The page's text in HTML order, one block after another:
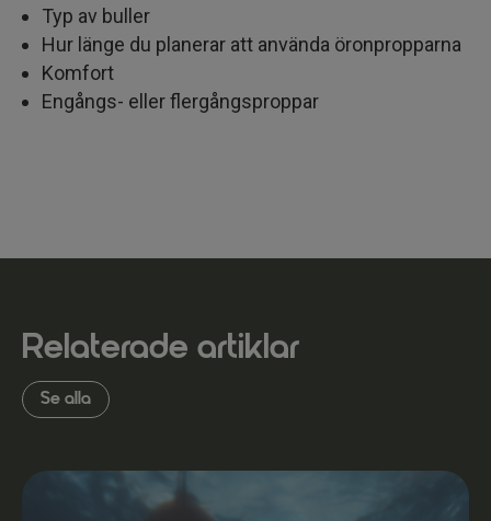
Typ av buller
Hur länge du planerar att använda öronpropparna
Komfort
Engångs- eller flergångsproppar
Relaterade artiklar
Se alla